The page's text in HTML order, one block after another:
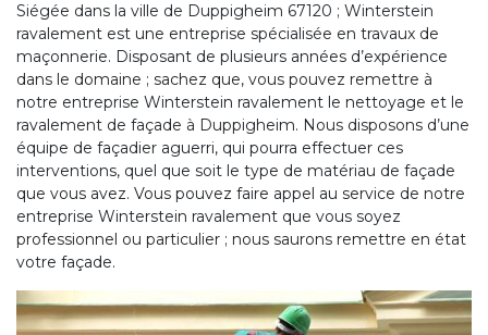
Siégée dans la ville de Duppigheim 67120 ; Winterstein
ravalement est une entreprise spécialisée en travaux de
maçonnerie. Disposant de plusieurs années d’expérience
dans le domaine ; sachez que, vous pouvez remettre à
notre entreprise Winterstein ravalement le nettoyage et le
ravalement de façade à Duppigheim. Nous disposons d’une
équipe de façadier aguerri, qui pourra effectuer ces
interventions, quel que soit le type de matériau de façade
que vous avez. Vous pouvez faire appel au service de notre
entreprise Winterstein ravalement que vous soyez
professionnel ou particulier ; nous saurons remettre en état
votre façade.